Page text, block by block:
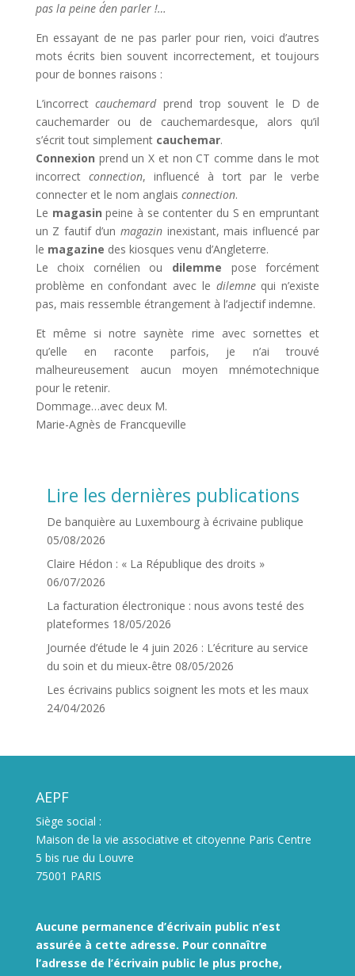
pas la peine d´en parler !…
En essayant de ne pas parler pour rien, voici d’autres
mots écrits bien souvent incorrectement, et toujours
pour de bonnes raisons :
L’incorrectcauchemardprend trop souvent le D de
cauchemarder ou de cauchemardesque, alors qu’il
s’écrit tout simplement cauchemar.
Connexion prend un X et non CT comme dans le mot
incorrect connection, influencé à tort par le verbe
connecter et le nom anglais connection.
Le magasinpeine à se contenter du S en empruntant
un Z fautif d’un magazin inexistant, mais influencé par
le magazine des kiosques venu d’Angleterre.
Le choix cornélien ou dilemme pose forcément
problème en confondant avec le dilemne qui n’existe
pas, mais ressemble étrangement à l’adjectif indemne.
Et même si notre saynète rime avec sornettes et
qu’elle en raconte parfois, je n’ai trouvé
malheureusement aucun moyen mnémotechnique
pour le retenir.
Dommage…avec deux M.
Marie-Agnès de Francqueville
Lire les dernières publications
De banquière au Luxembourg à écrivaine publique
05/08/2026
Claire Hédon : « La République des droits »
06/07/2026
La facturation électronique : nous avons testé des
plateformes 18/05/2026
Journée d’étude le 4 juin 2026 : L’écriture au service
du soin et du mieux-être 08/05/2026
Les écrivains publics soignent les mots et les maux
24/04/2026
AEPF
Siège social :
Maison de la vie associative et citoyenne Paris Centre
5 bis rue du Louvre
75001 PARIS
Aucune permanence d’écrivain public n’est
assurée à cette adresse. Pour connaître
l’adresse de l’écrivain public le plus proche,